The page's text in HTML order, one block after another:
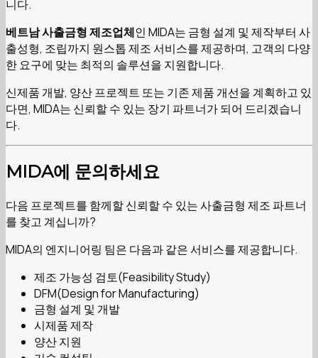
니다.
베트남 사출금형 제조업체인 MIDA는 금형 설계 및 제작부터 사
출성형, 조립까지 원스톱 제조 서비스를 제공하며, 고객의 다양
한 요구에 맞는 최적의 솔루션을 지원합니다.
신제품 개발, 양산 프로젝트 또는 기존 제품 개선을 계획하고 있
다면, MIDA는 신뢰할 수 있는 장기 파트너가 되어 드리겠습니
다.
MIDA에 문의하세요
다음 프로젝트를 함께할 신뢰할 수 있는 사출금형 제조 파트너
를 찾고 계십니까?
MIDA의 엔지니어링 팀은 다음과 같은 서비스를 제공합니다.
제조 가능성 검토(Feasibility Study)
DFM(Design for Manufacturing)
금형 설계 및 개발
시제품 제작
양산 지원